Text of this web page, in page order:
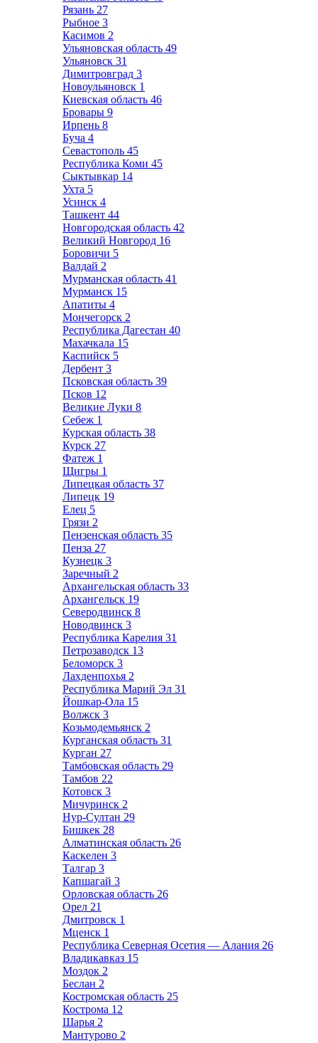
Рязань 27
Рыбное 3
Касимов 2
Ульяновская область 49
Ульяновск 31
Димитровград 3
Новоульяновск 1
Киевская область 46
Бровары 9
Ирпень 8
Буча 4
Севастополь 45
Республика Коми 45
Сыктывкар 14
Ухта 5
Усинск 4
Ташкент 44
Новгородская область 42
Великий Новгород 16
Боровичи 5
Валдай 2
Мурманская область 41
Мурманск 15
Апатиты 4
Мончегорск 2
Республика Дагестан 40
Махачкала 15
Каспийск 5
Дербент 3
Псковская область 39
Псков 12
Великие Луки 8
Себеж 1
Курская область 38
Курск 27
Фатеж 1
Щигры 1
Липецкая область 37
Липецк 19
Елец 5
Грязи 2
Пензенская область 35
Пенза 27
Кузнецк 3
Заречный 2
Архангельская область 33
Архангельск 19
Северодвинск 8
Новодвинск 3
Республика Карелия 31
Петрозаводск 13
Беломорск 3
Лахденпохья 2
Республика Марий Эл 31
Йошкар-Ола 15
Волжск 3
Козьмодемьянск 2
Курганская область 31
Курган 27
Тамбовская область 29
Тамбов 22
Котовск 3
Мичуринск 2
Нур-Султан 29
Бишкек 28
Алматинская область 26
Каскелен 3
Талгар 3
Капшагай 3
Орловская область 26
Орел 21
Дмитровск 1
Мценск 1
Республика Северная Осетия — Алания 26
Владикавказ 15
Моздок 2
Беслан 2
Костромская область 25
Кострома 12
Шарья 2
Мантурово 2